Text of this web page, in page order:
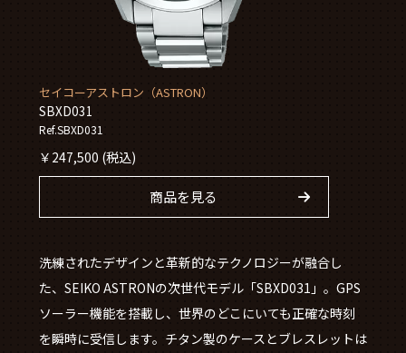
セイコーアストロン（ASTRON）
SBXD031
Ref.SBXD031
￥ 247,500 (税込)
商品を見る
洗練されたデザインと革新的なテクノロジーが融合し
た、SEIKO ASTRONの次世代モデル「SBXD031」。GPS
ソーラー機能を搭載し、世界のどこにいても正確な時刻
を瞬時に受信します。チタン製のケースとブレスレットは